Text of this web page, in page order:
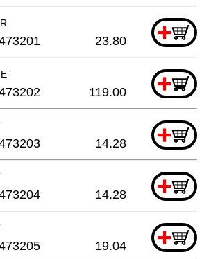
+
23.80
+
119.00
+
14.28
+
14.28
+
19.04